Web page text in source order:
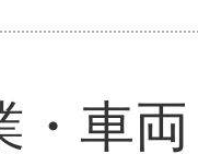
・車両